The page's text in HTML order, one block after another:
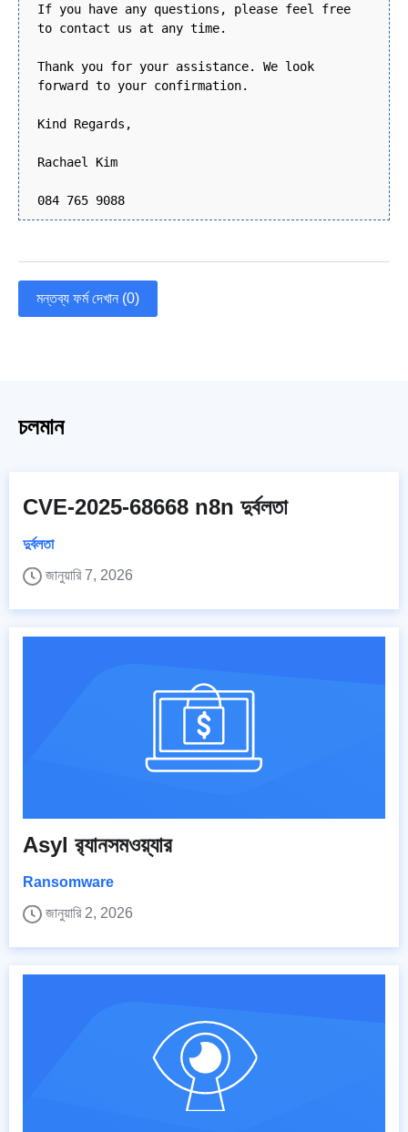
If you have any questions, please feel free
to contact us at any time.
Thank you for your assistance. We look
forward to your confirmation.
Kind Regards,
Rachael Kim
084 765 9088
মন্তব্য ফর্ম দেখান (0)
চলমান
CVE-2025-68668 n8n দুর্বলতা
দুর্বলতা
জানুয়ারি 7, 2026
Asyl র‍্যানসমওয়্যার
Ransomware
জানুয়ারি 2, 2026